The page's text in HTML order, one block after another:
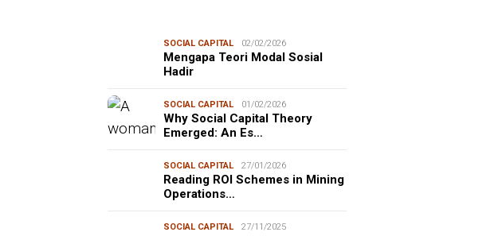
SOCIAL CAPITAL 02/02/2026
Mengapa Teori Modal Sosial
Hadir
SOCIAL CAPITAL 01/02/2026
Why Social Capital Theory
Emerged: An Es…
SOCIAL CAPITAL 27/01/2026
Reading ROI Schemes in Mining
Operations…
SOCIAL CAPITAL 27/11/2025